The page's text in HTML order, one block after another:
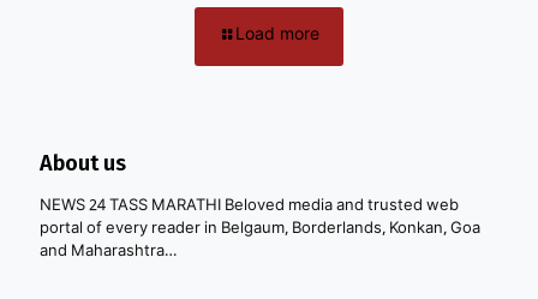
Load more
About us
NEWS 24 TASS MARATHI Beloved media and trusted web
portal of every reader in Belgaum, Borderlands, Konkan, Goa
and Maharashtra…